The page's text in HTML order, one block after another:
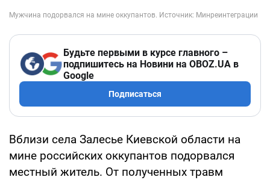
Будьте первыми в курсе главного –
подпишитесь на Новини на OBOZ.UA в
Google
Подписаться
Вблизи села Залесье Киевской области на
мине российских оккупантов подорвался
местный житель. От полученных травм